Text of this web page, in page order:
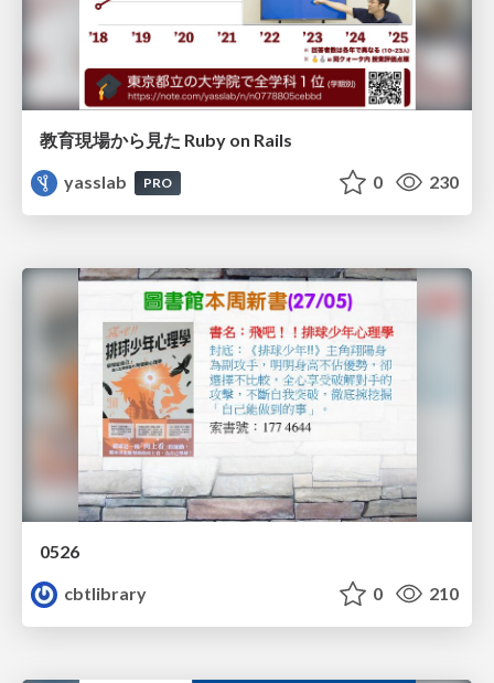
教育現場から見た Ruby on Rails
yasslab
PRO 0 230
0526
cbtlibrary
0 210